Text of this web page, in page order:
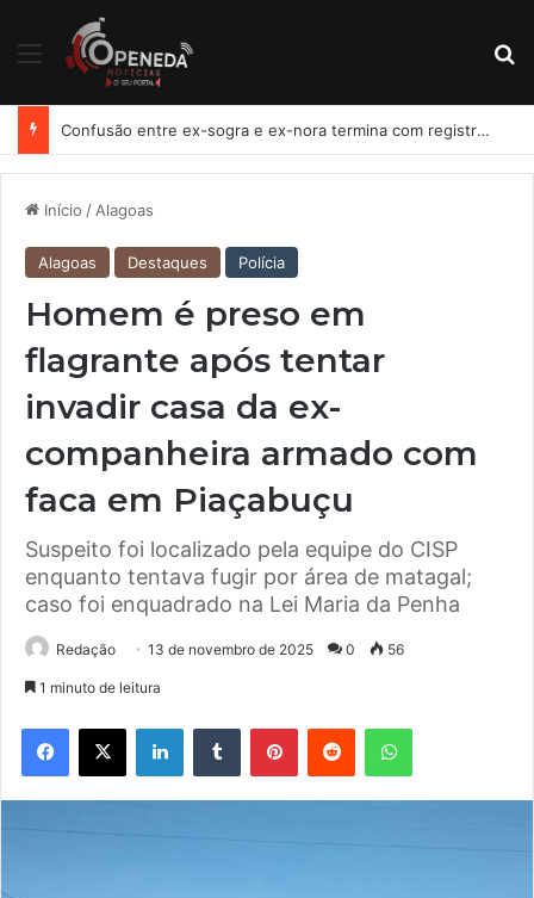
Menu
Confusão entre ex-sogra e ex-nora termina com registro de lesão corporal em Penedo
Início / Alagoas
Alagoas Destaques Polícia
Homem é preso em
flagrante após tentar
invadir casa da ex-
companheira armado com
faca em Piaçabuçu
Suspeito foi localizado pela equipe do CISP
enquanto tentava fugir por área de matagal;
caso foi enquadrado na Lei Maria da Penha
Redação 13 de novembro de 2025 0 56
1 minuto de leitura
Facebook
X LinkedinTumblr PinterestReddit WhatsApp